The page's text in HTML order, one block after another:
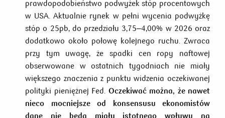
prawdopodobieństwo podwyżek stóp procentowych
w USA. Aktualnie rynek w pełni wycenia podwyżkę
stóp o 25pb, do przedziału 3,75–4,00% w 2026 oraz
dodatkowo około połowę kolejnego ruchu. Zwraca
przy tym uwagę, że spadki cen ropy naftowej
obserwowane w ostatnich tygodniach nie miały
większego znaczenia z punktu widzenia oczekiwanej
polityki pieniężnej Fed. Oczekiwać można, że nawet
nieco mocniejsze od konsensusu ekonomistów
dane nie będą miały istotnego wpływu na